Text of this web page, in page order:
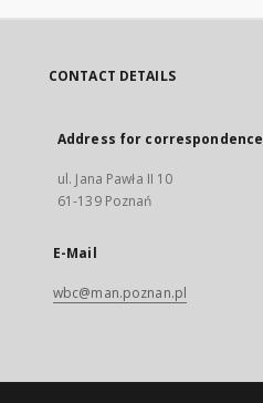
CONTACT DETAILS
Address for correspondence
ul. Jana Pawła II 10
61-139 Poznań
E-Mail
wbc@man.poznan.pl